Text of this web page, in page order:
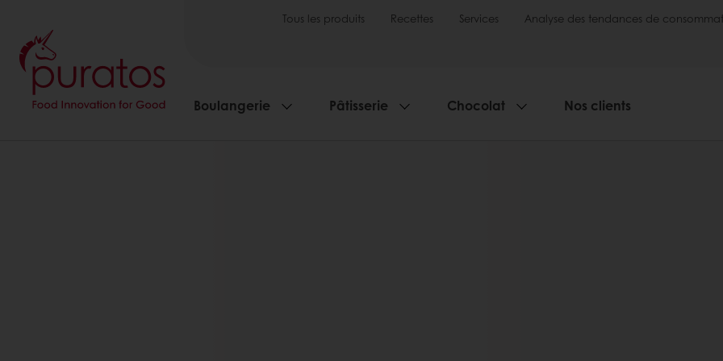
Tous les produits Recettes Services Analyse des tendances de
Boulangerie Pâtisserie Chocolat Nos clients